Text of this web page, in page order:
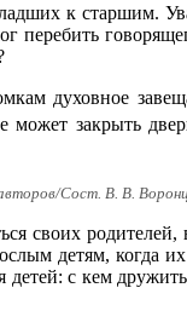
к старшим.
духовное
может закрыть
Сост. В. В.
своих
детям, когда
с кем